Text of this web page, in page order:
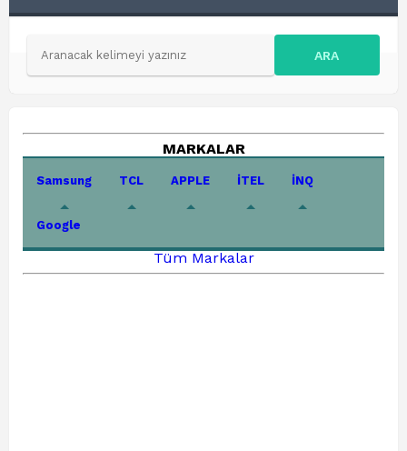
ARA
MARKALAR
Samsung TCL APPLE İTEL İNQ
Google
Tüm Markalar